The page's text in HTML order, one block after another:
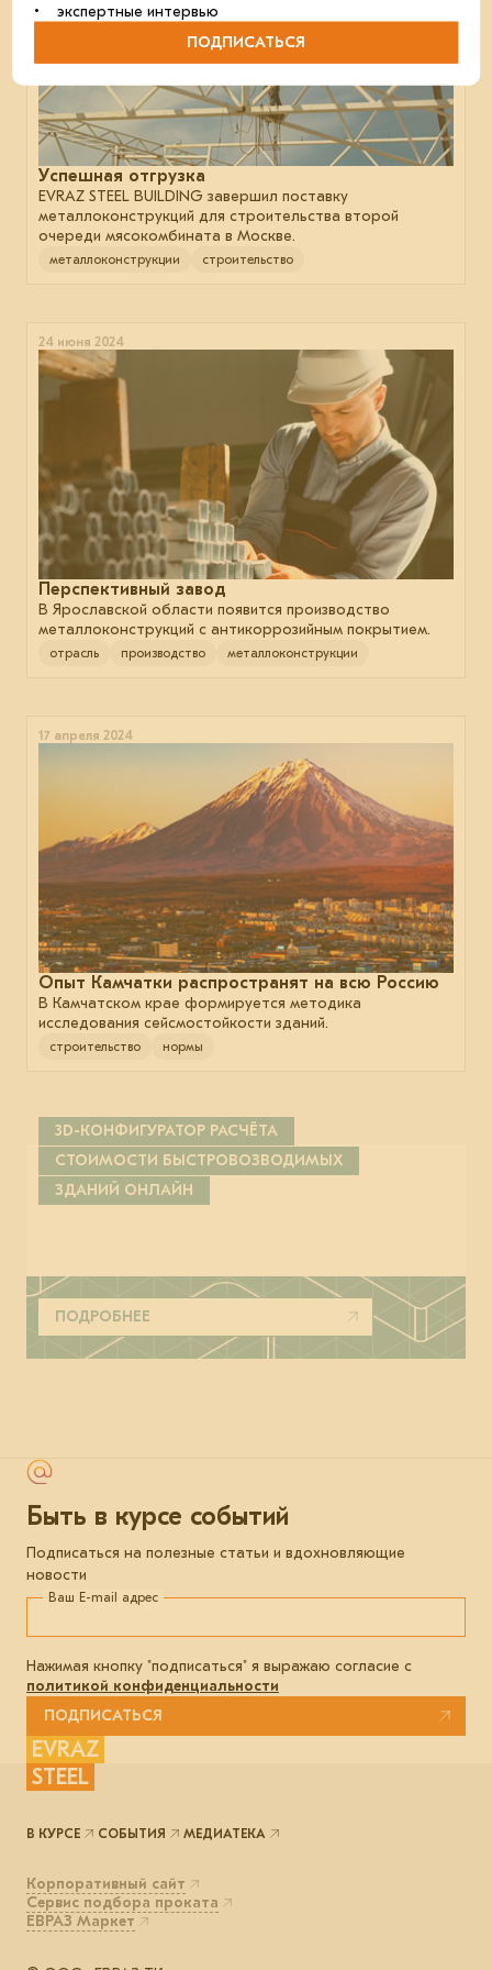
Успешная отгрузка
EVRAZ STEEL BUILDING завершил поставку
металлоконструкций для строительства второй
очереди мясокомбината в Москве.
металлоконструкции строительство
24 июня 2024
Перспективный завод
В Ярославской области появится производство
металлоконструкций с антикоррозийным покрытием.
отрасль производство металлоконструкции
17 апреля 2024
Опыт Камчатки распространят на всю Россию
В Камчатском крае формируется методика
исследования сейсмостойкости зданий.
строительство нормы
3D-КОНФИГУРАТОР РАСЧЁТА
СТОИМОСТИ БЫСТРОВОЗВОДИМЫХ
ЗДАНИЙ ОНЛАЙН
ПОДРОБНЕЕ
Быть в курсе событий
Подписаться на полезные статьи и вдохновляющие
новости
Ваш E-mail адрес
Нажимая кнопку "подписаться" я выражаю согласие с
политикой конфиденциальности
ПОДПИСАТЬСЯ
EVRAZ
STEEL
Корпоративный сайт
Сервис подбора проката
ЕВРАЗ Маркет
В КУРСЕ СОБЫТИЯ МЕДИАТЕКА
• экспертные интервью
ПОДПИСАТЬСЯ